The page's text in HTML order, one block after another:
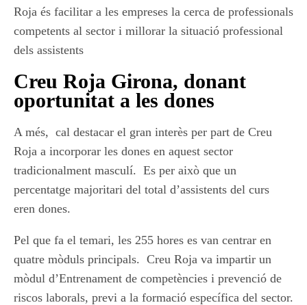
Roja és facilitar a les empreses la cerca de professionals
competents al sector i millorar la situació professional
dels assistents
Creu Roja Girona, donant
oportunitat a les dones
A més, cal destacar el gran interès per part de Creu
Roja a incorporar les dones en aquest sector
tradicionalment masculí. Es per això que un
percentatge majoritari del total d’assistents del curs
eren dones.
Pel que fa el temari, les 255 hores es van centrar en
quatre mòduls principals. Creu Roja va impartir un
mòdul d’Entrenament de competències i prevenció de
riscos laborals, previ a la formació específica del sector.